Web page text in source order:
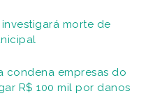
morte de
condena empresas do
R$ 100 mil por danos